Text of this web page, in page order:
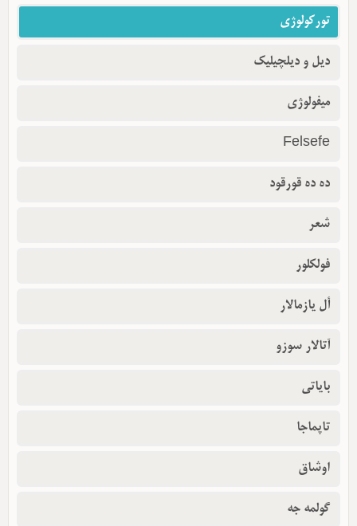
تورکولوژی
دیل و دیلچیلیک
میفولوژی
Felsefe
ده ده قورقود
شعر
فولکلور
أل یازمالار
آتالار سوزو
بایاتی
تاپماجا
اوشاق
گولمه جه